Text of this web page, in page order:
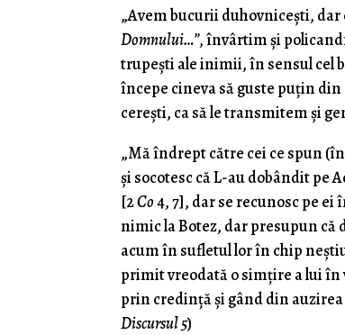
„Avem bucurii duhovni­ceşti,
Domnului…”,învârtim şi
trupeşti ale inimii, în sensul cel
începe cineva să guste puţin
cereşti, ca să le transmitem şi
„Mă îndrept către cei ce spun
şi socotesc că L-au dobândit pe
[2Co4, 7], dar se recunosc pe
nimic la Botez, dar presupun că
acum în sufletul lor în chip
primit vreodată o simțire a lui în
prin credinţă şi gând din
Discursul 5)